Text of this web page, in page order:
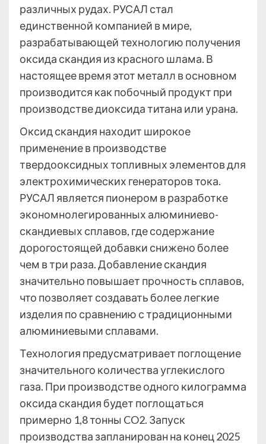
различных рудах. РУСАЛ стал
единственной компанией в мире,
разрабатывающей технологию получения
оксида скандия из красного шлама. В
настоящее время этот металл в основном
производится как побочный продукт при
производстве диоксида титана или урана.
Оксид скандия находит широкое
применение в производстве
твердооксидных топливных элементов для
электрохимических генераторов тока.
РУСАЛ является пионером в разработке
экономнолегированных алюминиево-
скандиевых сплавов, где содержание
дорогостоящей добавки снижено более
чем в три раза. Добавление скандия
значительно повышает прочность сплавов,
что позволяет создавать более легкие
изделия по сравнению с традиционными
алюминиевыми сплавами.
Технология предусматривает поглощение
значительного количества углекислого
газа. При производстве одного килограмма
оксида скандия будет поглощаться
примерно 1,8 тонны CO2. Запуск
производства запланирован на конец 2025